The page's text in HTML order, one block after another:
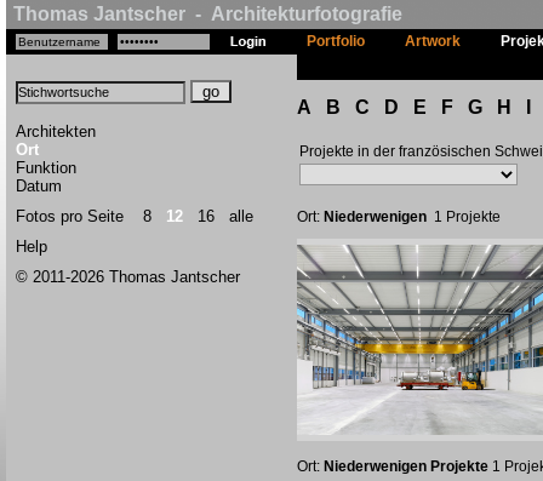
Thomas Jantscher - Architekturfotografie
Architekten
Ort
Funktion
Datum
Fotos pro Seite 8 12 16
alle
Help
© 2011-2026 Thomas Jantscher
Portfolio Artwork
A B C D E F G H
Projekte in der französischen
Ort: Niederwenigen 1 Projekte
Ort: Niederwenigen Projekte 1